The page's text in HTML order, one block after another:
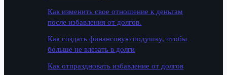
Как изменить свое отношение к деньгам
после избавления от долгов.
Как создать финансовую подушку, чтобы
больше не влезать в долги
Как отпраздновать избавление от долгов